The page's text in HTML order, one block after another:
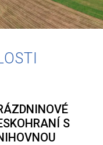
S